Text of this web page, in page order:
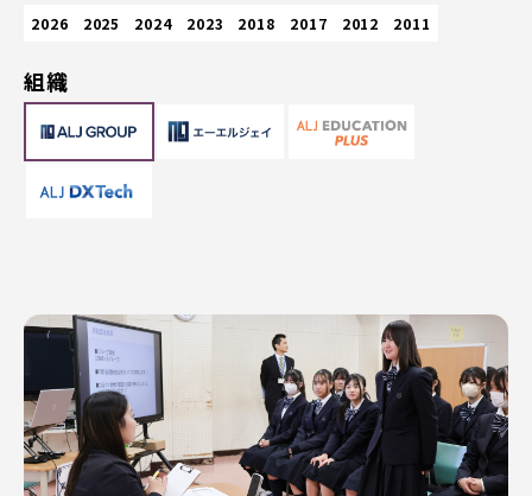
2026 2025 2024 2023 2018 2017 2012 2011
組織